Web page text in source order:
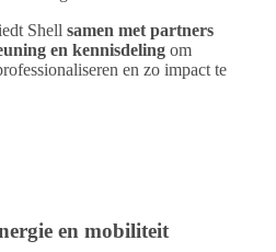
Shell samen met partners
en kennisdeling om
en zo impact te
en mobiliteit